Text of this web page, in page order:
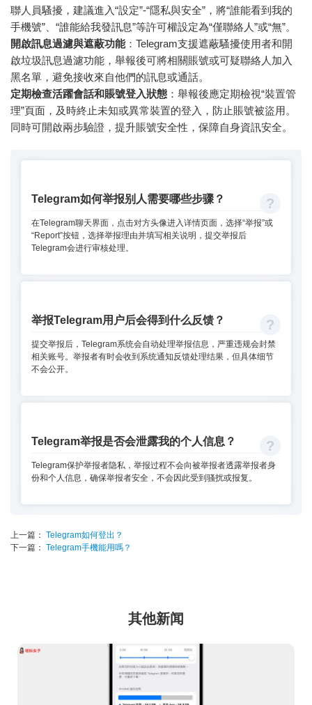
聯人員騷擾，建議進入“設定”-“隱私與安全”，將“誰能看到我的
手機號”、“誰能給我發訊息”等許可權設定為“僅聯絡人”或“無”。
開啟訊息過濾與遮蔽功能：Telegram支援遮蔽騷擾使用者和開
啟垃圾訊息過濾功能，舉報後可將相關賬號或可疑聯絡人加入
黑名單，避免接收來自他們的訊息或通話。
定期檢查活躍會話和賬號登入狀態 ：舉報後應定期檢視“裝置管
理”頁面，及時終止未知或異常裝置的登入，防止賬號被盜用。
同時可開啟兩步驗證，提升賬號安全性，保障自身資訊安全。
Telegram如何举报别人需要哪些步骤？
在Telegram聊天界面，点击对方头像进入详情页面，选择“举报”或
“Report”按钮，选择举报理由并填写相关说明，提交举报后
Telegram会进行审核处理。
举报Telegram用户后会得到什么反馈？
提交举报后，Telegram系统会自动处理举报信息，严重违规会封禁
相关账号。举报者有时会收到系统通知反馈处理结果，但具体细节
不会公开。
Telegram举报是否会泄露我的个人信息？
Telegram保护举报者隐私，举报过程不会向被举报者透露举报者身
份和个人信息，确保举报者安全，不会因此受到骚扰或报复。
上一篇： Telegram如何登出？
下一篇： Telegram手機能用嗎？
其他新闻